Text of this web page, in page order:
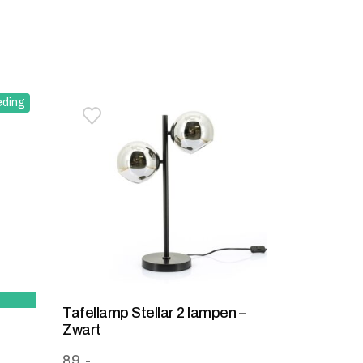
99,-.
Toevoegen aan verlanglijstje
Verwijderen van verlanglijst
Tafellamp Stellar 2 lampen –
Zwart